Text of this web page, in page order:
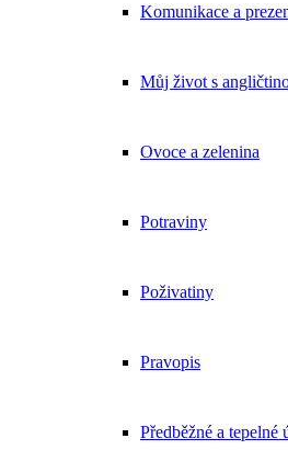
Komunikace a
Můj život s
Ovoce a zelenina
Potraviny
Poživatiny
Pravopis
Předběžné a tepelné